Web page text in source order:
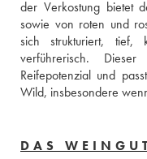
der Verkostung bietet
sowie von roten und
sich strukturiert, tief,
verführerisch.
Reifepotenzial und
Wild, insbesondere
DAS